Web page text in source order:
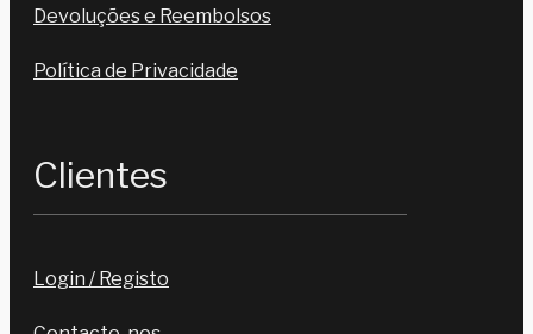
Devoluções e Reembolsos
Política de Privacidade
Clientes
Login / Registo